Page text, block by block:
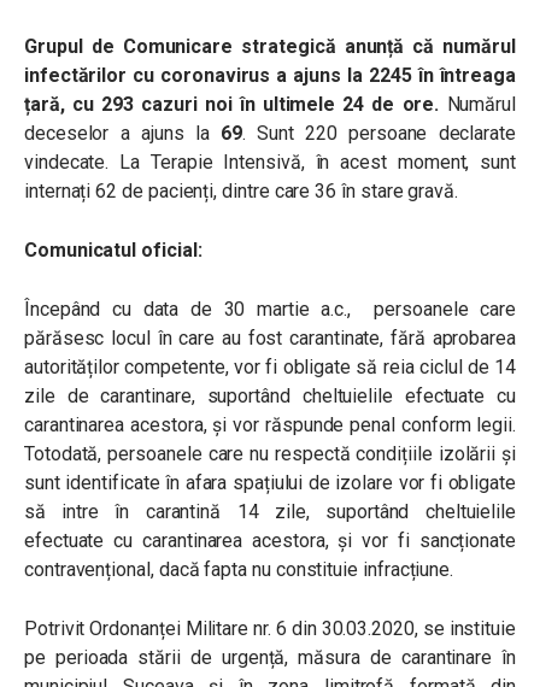
Grupul de Comunicare strategică anunță că numărul
infectărilor cu coronavirus a ajuns la 2245 în întreaga
țară, cu 293 cazuri noi în ultimele 24 de ore. Numărul
deceselor a ajuns la 69. Sunt 220 persoane declarate
vindecate. La Terapie Intensivă, în acest moment, sunt
internați 62 de pacienți, dintre care 36 în stare gravă.
Comunicatul oficial:
Începând cu data de 30 martie a.c., persoanele care
părăsesc locul în care au fost carantinate, fără aprobarea
autorităților competente, vor fi obligate să reia ciclul de 14
zile de carantinare, suportând cheltuielile efectuate cu
carantinarea acestora, și vor răspunde penal conform legii.
Totodată, persoanele care nu respectă condițiile izolării și
sunt identificate în afara spațiului de izolare vor fi obligate
să intre în carantină 14 zile, suportând cheltuielile
efectuate cu carantinarea acestora, și vor fi sancționate
contravențional, dacă fapta nu constituie infracțiune.
Potrivit Ordonanței Militare nr. 6 din 30.03.2020, se instituie
pe perioada stării de urgență, măsura de carantinare în